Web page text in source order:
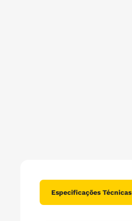
Especificações Técnicas